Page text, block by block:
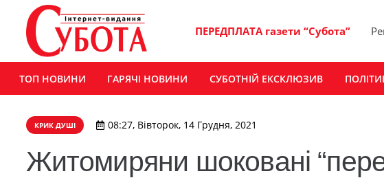
ПЕРЕДПЛАТА газети “Субота”
ТОП НОВИНИ ГАРЯЧІ НОВИНИ СУБОТНІЙ ЕКСКЛЮЗИВ
КРИК ДУШІ 08:27, Вівторок, 14 Грудня, 2021
Житомиряни шоковані